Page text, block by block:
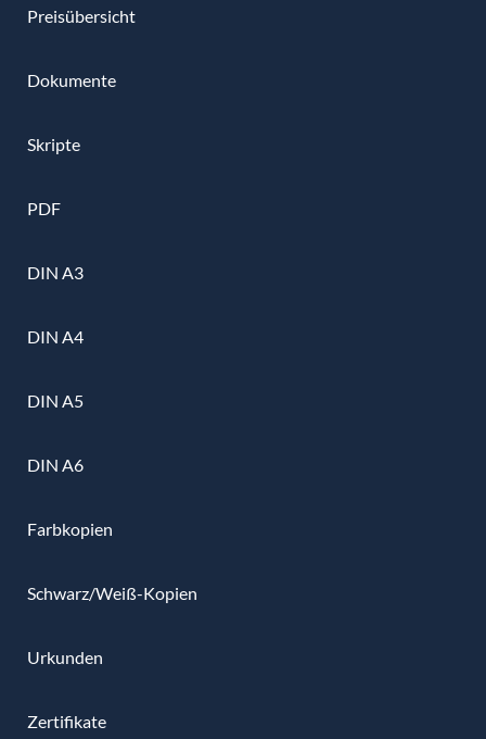
Preisübersicht
Dokumente
Skripte
PDF
DIN A3
DIN A4
DIN A5
DIN A6
Farbkopien
Schwarz/Weiß-Kopien
Urkunden
Zertifikate